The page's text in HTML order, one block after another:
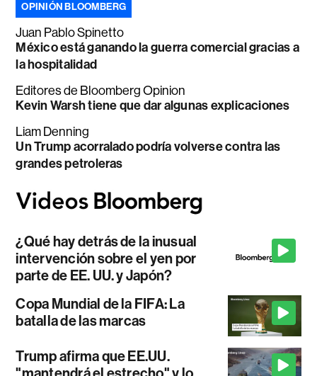
OPINIÓN BLOOMBERG
Juan Pablo Spinetto
México está ganando la guerra comercial gracias a
la hospitalidad
Editores de Bloomberg Opinion
Kevin Warsh tiene que dar algunas explicaciones
Liam Denning
Un Trump acorralado podría volverse contra las
grandes petroleras
¿Qué hay detrás de la inusual
intervención sobre el yen por
parte de EE. UU. y Japón?
Copa Mundial de la FIFA: La
batalla de las marcas
Trump afirma que EE.UU.